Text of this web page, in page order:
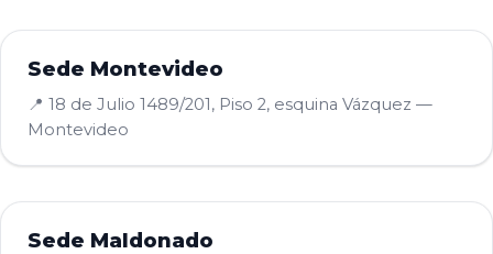
Sede Montevideo
📍 18 de Julio 1489/201, Piso 2, esquina Vázquez —
Montevideo
Sede Maldonado